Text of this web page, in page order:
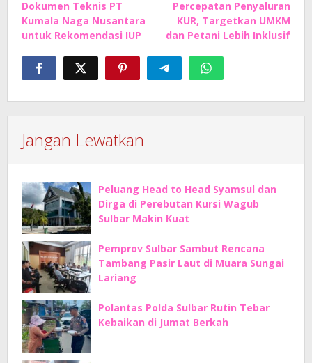
Dokumen Teknis PT
Kumala Naga Nusantara
untuk Rekomendasi IUP
Percepatan Penyaluran
KUR, Targetkan UMKM
dan Petani Lebih Inklusif
Jangan Lewatkan
Peluang Head to Head Syamsul dan
Dirga di Perebutan Kursi Wagub
Sulbar Makin Kuat
Pemprov Sulbar Sambut Rencana
Tambang Pasir Laut di Muara Sungai
Lariang
Polantas Polda Sulbar Rutin Tebar
Kebaikan di Jumat Berkah